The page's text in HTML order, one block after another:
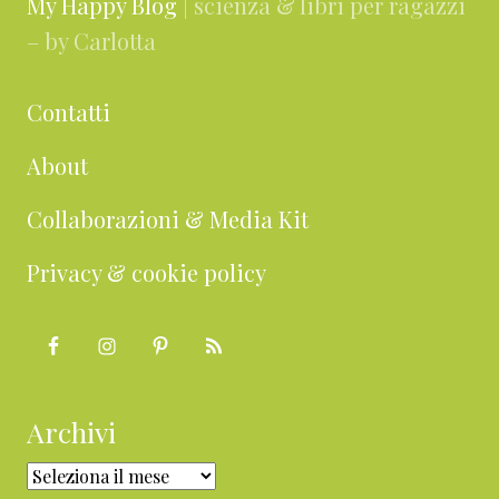
– by Carlotta
Contatti
About
Collaborazioni & Media Kit
Privacy & cookie policy
Archivi
Archivi